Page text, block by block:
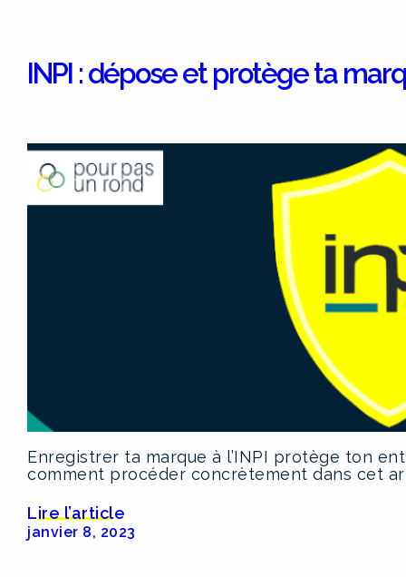
INPI : dépose et protège ta
Enregistrer ta marque à l’INPI protège ton
comment procéder concrètement dans cet
Lire l’article
janvier 8, 2023